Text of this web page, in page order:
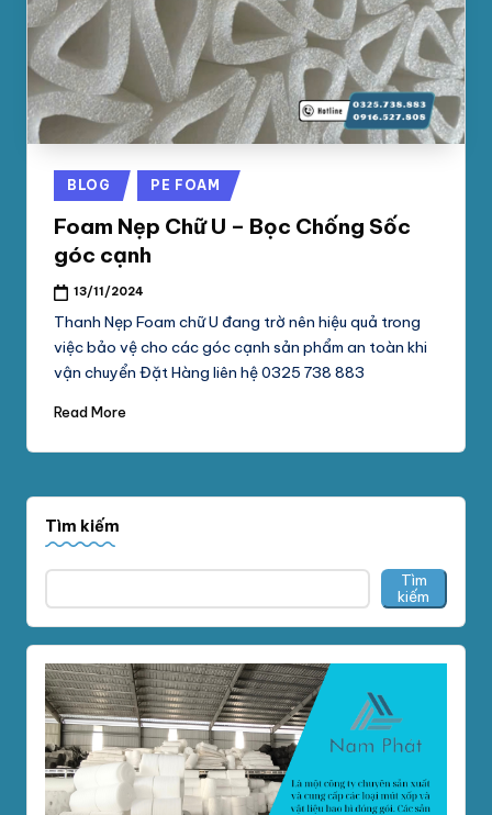
G
S
Ố
C
phối
mút
xốp
pe
foam,
xốp
chống
TpHCM,
Bình
Dương
Posted
in
BLOG PE FOAM
Foam Nẹp Chữ U – Bọc Chống Sốc
góc cạnh
13/11/2024
Thanh Nẹp Foam chữ U đang trờ nên hiệu quả trong
việc bảo vệ cho các góc cạnh sản phẩm an toàn khi
vận chuyển Đặt Hàng liên hệ 0325 738 883
Read More
Tìm kiếm
Tìm
kiếm